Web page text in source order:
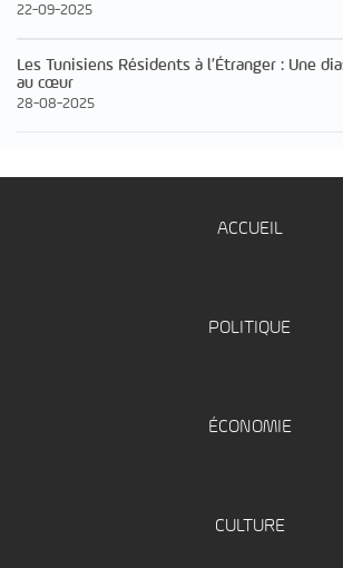
22-09-2025
Les Tunisiens Résidents à l’Étranger : Une
au cœur
28-08-2025
ACCUEIL
POLITIQUE
ÉCONOMIE
CULTURE